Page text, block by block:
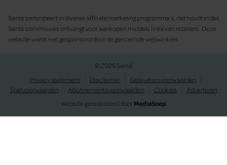
Santé participeert in diverse affiliate marketing programma’s, dat houdt in dat
Santé commissies ontvangt voor aankopen middels links van retailers. Deze
website wordt niet gesponsord door de genoemde webwinkels.
© 2026 Santé
Privacy statement
Disclaimer
Gebruikersvoorwaarden
Spelvoorwaarden
Abonnementsvoorwaarden Cookies
Adverteren
Website gerealiseerd doorMediaSoep